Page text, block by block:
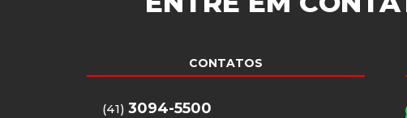
CONTATOS
(41) 3094-5500